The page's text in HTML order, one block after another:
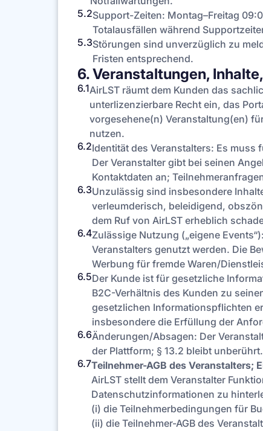
5.2Support-Zeiten: Montag–Freitag
Totalausfällen während
5.3Störungen sind unverzüglich zu
Fristen entsprechend.
6. Veranstaltungen,
6.1AirLST räumt dem Kunden das
unterlizenzierbare Recht ein, das
vorgesehene(n) Veranstaltung(en)
nutzen.
6.2Identität des Veranstalters: Es muss
Der Veranstalter gibt bei seinen
Kontaktdaten an;
6.3Unzulässig sind insbesondere
verleumderisch, beleidigend,
dem Ruf von AirLST erheblich
6.4Zulässige Nutzung („eigene
Veranstalters genutzt werden. Die
Werbung für fremde Waren/
6.5Der Kunde ist für gesetzliche
B2C-Verhältnis des Kunden zu
gesetzlichen Informationspflichten
insbesondere die Erfüllung der
6.6Änderungen/Absagen: Der
der Plattform; § 13.2 bleibt unberührt.
6.7Teilnehmer-AGB des Veranstalters;
AirLST stellt dem Veranstalter
Datenschutzinformationen zu
(i) die Teilnehmerbedingungen für
(ii) die Teilnehmer-AGB des